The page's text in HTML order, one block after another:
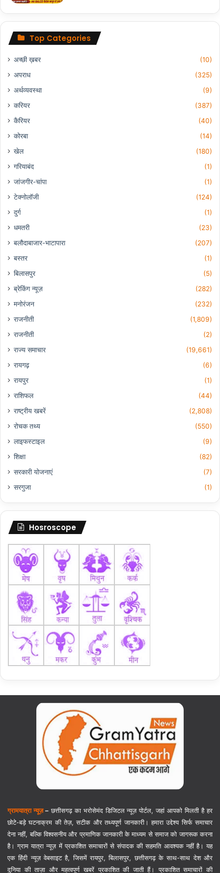
Top Categories
अच्छी ख़बर
(10)
अपराध
(325)
अर्थव्यवस्था
(9)
करियर
(387)
कैरियर
(40)
कोरबा
(14)
खेल
(180)
गरियाबंद
(1)
जांजगीर-चांपा
(1)
टेक्नोलॉजी
(124)
दुर्ग
(1)
धमतरी
(23)
बलौदाबाजार-भाटापारा
(207)
बस्तर
(1)
बिलासपुर
(5)
ब्रेकिंग न्यूज़
(282)
मनोरंजन
(232)
राजनीती
(1,809)
राजनीती
(2)
राज्य समाचार
(19,661)
रायगढ़
(6)
रायपुर
(1)
राशिफल
(44)
राष्ट्रीय खबरें
(2,808)
रोचक तथ्य
(550)
लाइफस्टाइल
(9)
शिक्षा
(82)
सरकारी योजनाएं
(7)
सरगुजा
(1)
Hosroscope
ग्रामयात्रा न्यूज़–छत्तीसगढ़ का भरोसेमंद डिजिटल न्यूज़ पोर्टल, जहां आपको मिलती है हर
छोटे-बड़े घटनाक्रम की तेज़, सटीक और तथ्यपूर्ण जानकारी। हमारा उद्देश्य सिर्फ समाचार
देना नहीं, बल्कि विश्वसनीय और प्रमाणिक जानकारी के माध्यम से समाज को जागरूक करना
है। ग्राम यात्रा न्यूज़ में प्रकाशित समाचारों से संपादक की सहमति आवश्यक नहीं है। यह
एक हिंदी न्यूज़ वेबसाइट है, जिसमें रायपुर, बिलासपुर, छत्तीसगढ़ के साथ-साथ देश और
दुनिया की ताज़ा और महत्वपूर्ण खबरें प्रकाशित की जाती हैं। प्रकाशित समाचारों की